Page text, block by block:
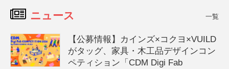
ニュース 一覧
【公募情報】カインズ×コクヨ×VUILD
がタッグ、家具・木工品デザインコン
ペティション「CDM Digi Fab